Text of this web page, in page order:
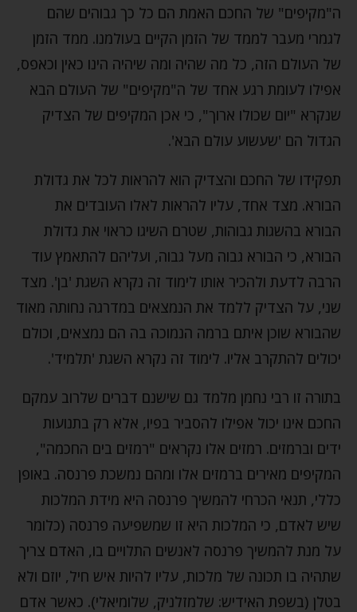
ה"מקיפים" של החכם האמת הם כל כך גבוהים שהם
לגמרי מעבר לממד של הזמן הקיים בעולמנו. ממד הזמן
של העולם הזה, כל מה שהיה ומה שיהיה הינו כאין וכאפס,
אפילו לעומת רגע אחד של ה"מקיפים" של העולם הבא
שנקרא "יום שכולו ארוך", כי אכן המקיפים של הצדיק
הגדול הם 'שעשוע עולם הבא'.
תפקידו של החכם והצדיק הוא להראות לכל את גדולת
הבורא. מצד אחד, עליו להראות לאלו העובדים את
הבורא בהשגות גבוהות, שטרם השיגו כראוי את גדולת
הבורא, כי הבורא גבוה מעל גבוה, ועליהם להתאמץ עוד
הרבה לדעת ולהכיר אותו לימוד זה נקרא השגת 'בן'. מצד
שני, על הצדיק ללמד את הנמצאים במדרגה נחותה מאוד
שהבורא שוכן איתם ברמה הנמוכה בה הם נמצאים, וכולם
יכולים להתקרב אליו. לימוד זה נקרא השגת 'תלמיד'.
בתורה זו רבי נחמן מלמד גם שישנם דברים שלרוב עמקם
החכם אינו יכול אפילו להסביר בפיו, אלא רק בתנועות
ידים וברמזים. רמזים אלו נקראים "רמזים בים החכמה",
המקיפים מאירים ברמזים אלו ומהם נמשכת פרנסה. באופן
כללי, תנאי הכרחי להמשיך פרנסה היא מידת המלכות
שיש לאדם, כי המלכות היא זו שמשפיעה פרנסה (כלומר
על מנת להמשיך פרנסה לאנשים התלויים בו, האדם צריך
שתהיה בו תכונה של מלכות, עליו להיות איש חיל, יוזם ולא
בטלן (בשפת האידיש: שלמזלניק, שלומיאלי). כאשר אדם